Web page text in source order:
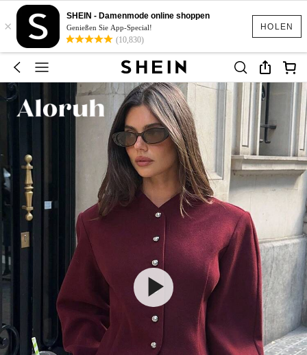
HOLEN
×
SHEIN - Damenmode online shoppen
Genießen Sie App-Special!
(10,830)